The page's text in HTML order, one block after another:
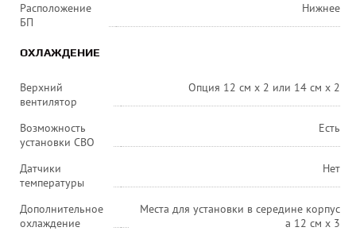
Расположение
БП
Нижнее
ОХЛАЖДЕНИЕ
Верхний
вентилятор
Опция 12 см x 2 или 14 см x 2
Возможность
установки СВО
Есть
Датчики
температуры
Нет
Дополнительное
охлаждение
Места для установки в середине корпус
а 12 см x 3